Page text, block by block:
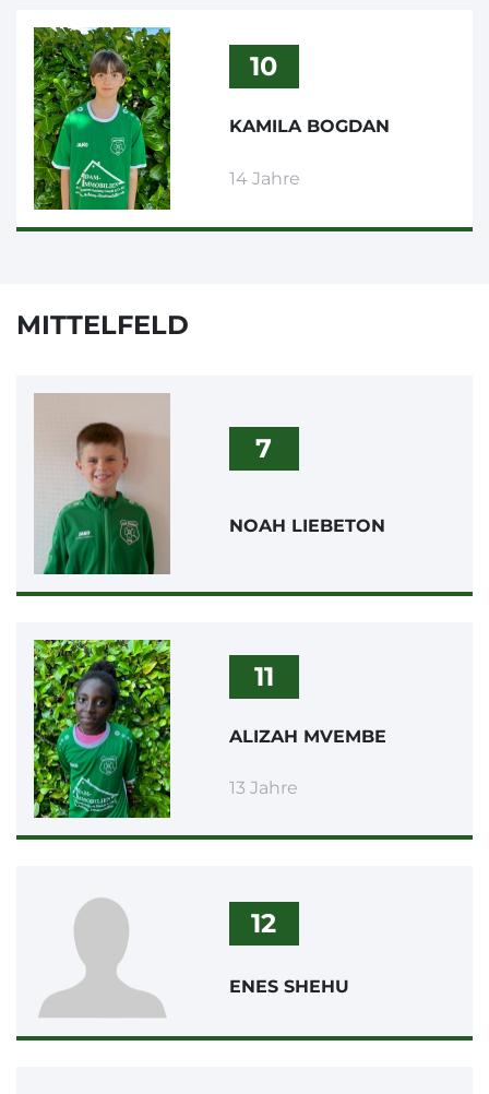
10
KAMILA BOGDAN
14 Jahre
MITTELFELD
7
NOAH LIEBETON
11
ALIZAH MVEMBE
13 Jahre
12
ENES SHEHU